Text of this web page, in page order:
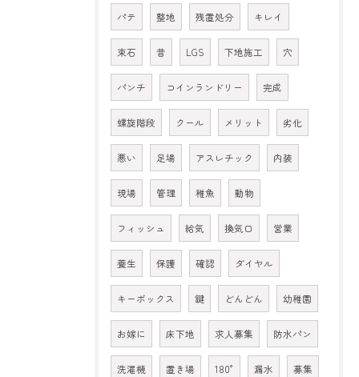
パテ 整地 残置処分 キレイ
束石 昔 LGS 下地施工 穴
パンチ コインランドリー 完成
螺旋階段 クール メリット 劣化
悪い 足場 アスレチック 内装
現場 管理 稚魚 動物
フィッシュ 給気 換気口 営業
養生 保護 確認 ダイヤル
キーボックス 鍵 どんどん 幼稚園
お嫁に 床下地 求人募集 防水パン
洗濯機 置き場 180° 漏水 募集